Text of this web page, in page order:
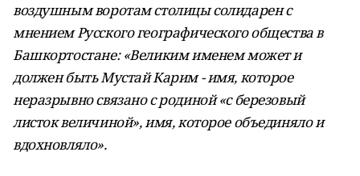
воздушным воротам столицы солидарен с
мнением Русского географического общества в
Башкортостане: «Великим именем может и
должен быть Мустай Карим - имя, которое
неразрывно связано с родиной «с березовый
листок величиной», имя, которое объединяло и
вдохновляло».